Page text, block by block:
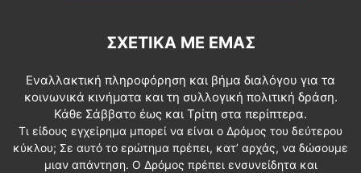
ΣΧΕΤΙΚΆ ΜΕ ΕΜΆΣ
Εναλλακτική πληροφόρηση και βήμα διαλόγου για τα
κοινωνικά κινήματα και τη συλλογική πολιτική δράση.
Κάθε Σάββατο έως και Τρίτη στα περίπτερα.
Τι είδους εγχείρημα μπορεί να είναι ο Δρόμος του δεύτερου
κύκλου; Σε αυτό το ερώτημα πρέπει, κατ’ αρχάς, να δώσουμε
μιαν απάντηση. Ο Δρόμος πρέπει ενσυνείδητα και